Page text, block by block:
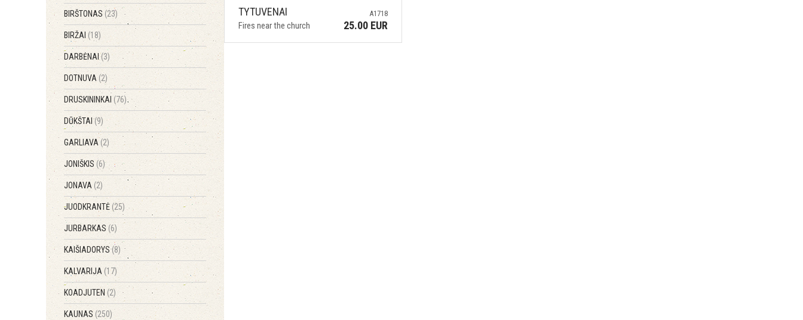
BIRŠTONAS (23)
BIRŽAI (18)
DARBĖNAI(3)
DOTNUVA (2)
DRUSKININKAI (76)
DŪKŠTAI(9)
GARLIAVA (2)
JONIŠKIS (6)
JONAVA (2)
JUODKRANTĖ (25)
JURBARKAS (6)
KAIŠIADORYS(8)
KALVARIJA (17)
KOADJUTEN (2)
KAUNAS (250)
TYTUVENAI
Fires near the church
A1718
25.00 EUR